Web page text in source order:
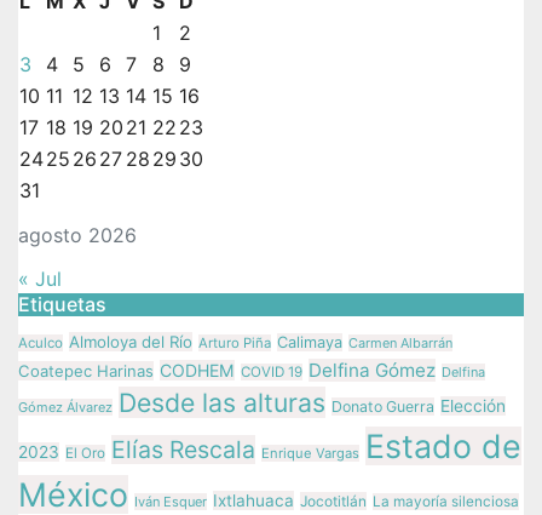
agosto 2026
1
2
3
4 5 6 7 8
9
10 11 12 13 14 15 16
17 18 19 20 21 22 23
2425 26 27 28 29 30
31
« Jul
Etiquetas
Aculco Almoloya del Río Arturo Piña Calimaya Carmen Albarrán
Coatepec Harinas CODHEM COVID 19 Delfina Gómez Delfina
Gómez Álvarez Desde las alturas Donato Guerra Elección
2023 El Oro Elías Rescala Enrique Vargas Estado de
México Iván Esquer Ixtlahuaca Jocotitlán La mayoría silenciosa